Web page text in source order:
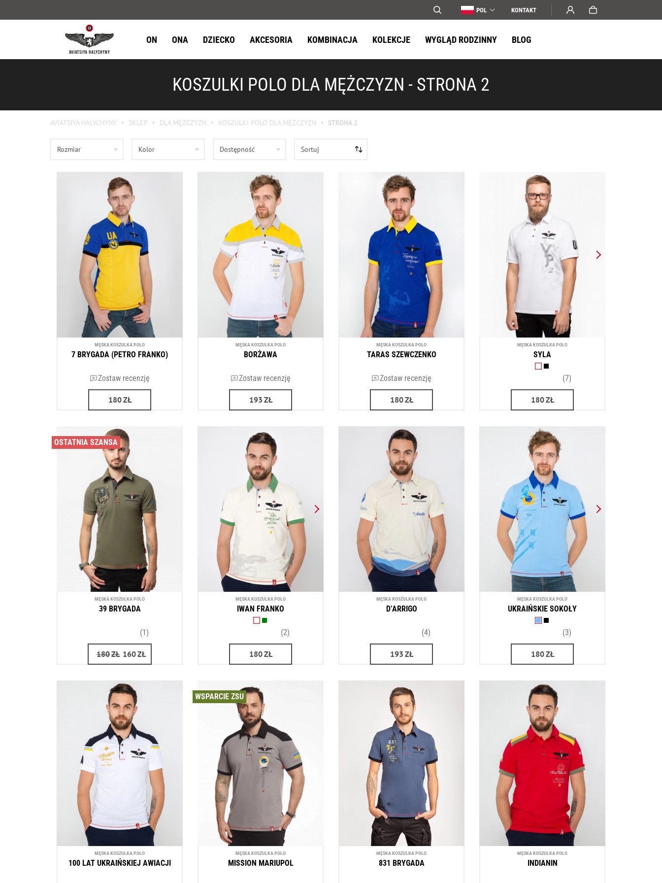
POL KONTAKT
ON ONA DZIECKO AKCESORIA KOMBINACJA KOLEKCJE WYGLĄD RODZINNY BLOG
KOSZULKI POLO DLA MĘŻCZYZN - STRONA 2
AVIATSIYA HALYCHYNY SKLEP DLA MĘŻCZYZN KOSZULKI POLO DLA MĘŻCZYZN STRONA 2
Rozmiar Kolor Dostępność Sortuj
MĘSKA KOSZULKA POLO
7 BRYGADA (PETRO FRANKO)
Zostaw recenzję
180ZŁ
MĘSKA KOSZULKA POLO
BORŻAWA
Zostaw recenzję
193 ZŁ
MĘSKA KOSZULKA POLO
TARAS SZEWCZENKO
Zostaw recenzję
180ZŁ
MĘSKA KOSZULKA POLO
SYLA
(7)
180ZŁ
OSTATNIA SZANSA
MĘSKA KOSZULKA POLO
39 BRYGADA
(1)
180ZŁ 160ZŁ
MĘSKA KOSZULKA POLO
IWAN FRANKO
(2)
180ZŁ
MĘSKA KOSZULKA POLO
D’ARRIGO
(4)
193 ZŁ
MĘSKA KOSZULKA POLO
UKRAIŃSKIE SOKOŁY
(3)
180ZŁ
MĘSKA KOSZULKA POLO
100 LAT UKRAIŃSKIEJ AWIACJI
WSPARCIE ZSU
MĘSKA KOSZULKA POLO
MISSION MARIUPOL
MĘSKA KOSZULKA POLO
831 BRYGADA
MĘSKA KOSZULKA POLO
INDIANIN